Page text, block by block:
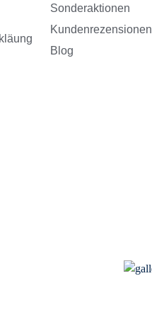
Sonderaktionen
Kundenrezensionen
Blog